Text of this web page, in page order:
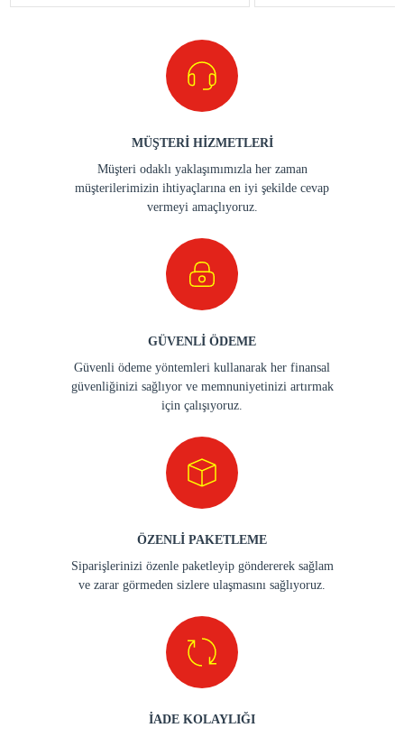
MÜŞTERİ HİZMETLERİ
Müşteri odaklı yaklaşımımızla her zaman
müşterilerimizin ihtiyaçlarına en iyi şekilde cevap
vermeyi amaçlıyoruz.
GÜVENLİ ÖDEME
Güvenli ödeme yöntemleri kullanarak her finansal
güvenliğinizi sağlıyor ve memnuniyetinizi artırmak
için çalışıyoruz.
ÖZENLİ PAKETLEME
Siparişlerinizi özenle paketleyip göndererek sağlam
ve zarar görmeden sizlere ulaşmasını sağlıyoruz.
İADE KOLAYLIĞI